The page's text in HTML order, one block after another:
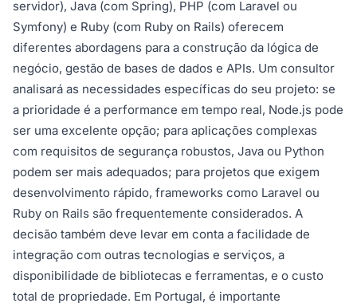
servidor), Java (com Spring), PHP (com Laravel ou
Symfony) e Ruby (com Ruby on Rails) oferecem
diferentes abordagens para a construção da lógica de
negócio, gestão de bases de dados e APIs. Um consultor
analisará as necessidades específicas do seu projeto: se
a prioridade é a performance em tempo real, Node.js pode
ser uma excelente opção; para aplicações complexas
com requisitos de segurança robustos, Java ou Python
podem ser mais adequados; para projetos que exigem
desenvolvimento rápido, frameworks como Laravel ou
Ruby on Rails são frequentemente considerados. A
decisão também deve levar em conta a facilidade de
integração com outras tecnologias e serviços, a
disponibilidade de bibliotecas e ferramentas, e o custo
total de propriedade. Em Portugal, é importante